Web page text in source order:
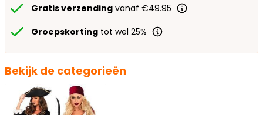
Gratis verzending vanaf €49.95
Groepskorting tot wel 25%
Bekijk de categorieën